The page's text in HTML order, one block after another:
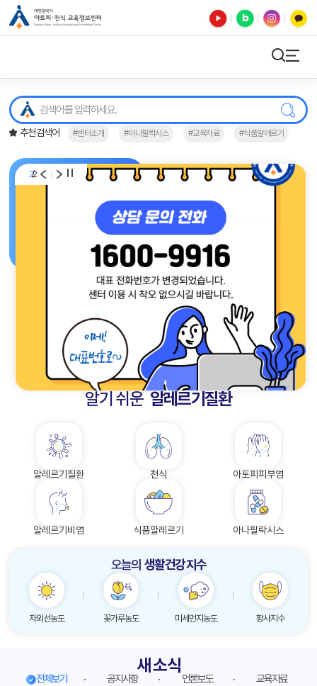
추천검색어 #센터소개 #아나필락시스 #교육자료 #식품알레르기
2/2
알기 쉬운 알레르기질환
알레르기질환 천식 아토피피부염
알레르기비염 식품알레르기 아나필락시스
오늘의 생활 건강 지수
자외선농도 꽃가루농도 미세먼지농도 황사지수
새 소식
전체보기 공지사항 언론보도 교육자료